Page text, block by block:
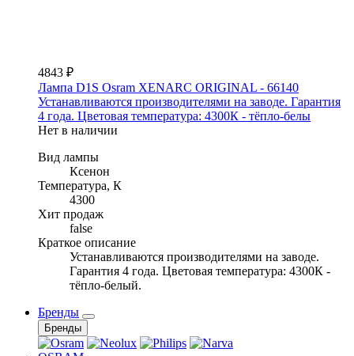
4843 ₽
Лампа D1S Osram XENARC ORIGINAL - 66140
Устанавливаются производителями на заводе. Гарантия
4 года. Цветовая температура: 4300К - тёпло-белы
Нет в наличии
Вид лампы
Ксенон
Температура, К
4300
Хит продаж
false
Краткое описание
Устанавливаются производителями на заводе.
Гарантия 4 года. Цветовая температура: 4300К -
тёпло-белый.
Бренды
Бренды